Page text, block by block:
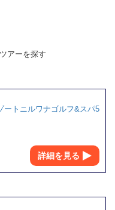
アーを探す
ートニルワナゴルフ&スパ5
詳細を見る